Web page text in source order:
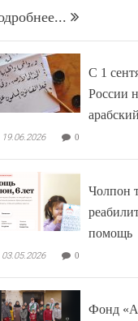
С 1
России
19.06.2026 0
Чолпон
помощь
03.05.2026 0
Фонд